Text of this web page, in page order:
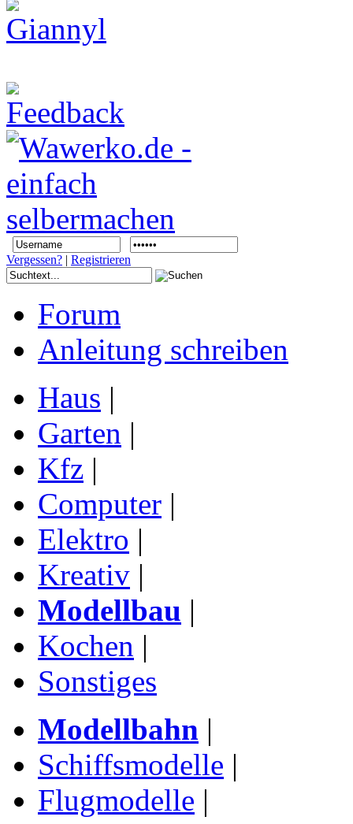
Vergessen? | Registrieren
Forum
Anleitung schreiben
Haus |
Garten |
Kfz |
Computer |
Elektro |
Kreativ |
Modellbau |
Kochen |
Sonstiges
Modellbahn |
Schiffsmodelle |
Flugmodelle |